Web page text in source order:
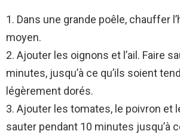
1. Dans une grande poêle, chauffer
moyen.
2. Ajouter les oignons et l’ail. Faire
minutes, jusqu’à ce qu’ils soient
légèrement dorés.
3. Ajouter les tomates, le poivron et
sauter pendant 10 minutes jusqu’à